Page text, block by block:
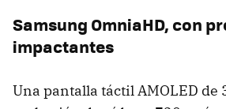
Samsung OmniaHD, con
impactantes
Una pantalla táctil AMOLED de